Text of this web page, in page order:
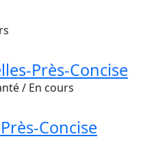
Près-Concise
/ En cours
Concise